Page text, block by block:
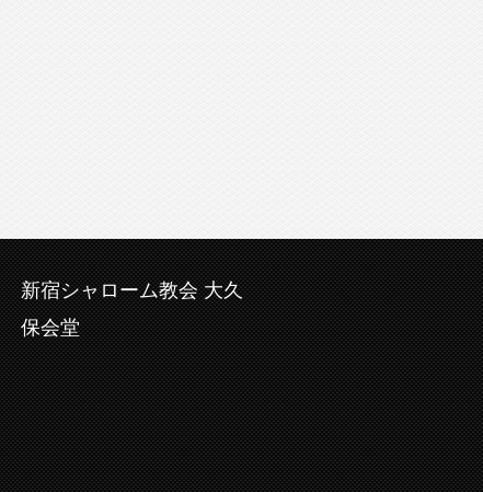
新宿シャローム教会 大久
保会堂